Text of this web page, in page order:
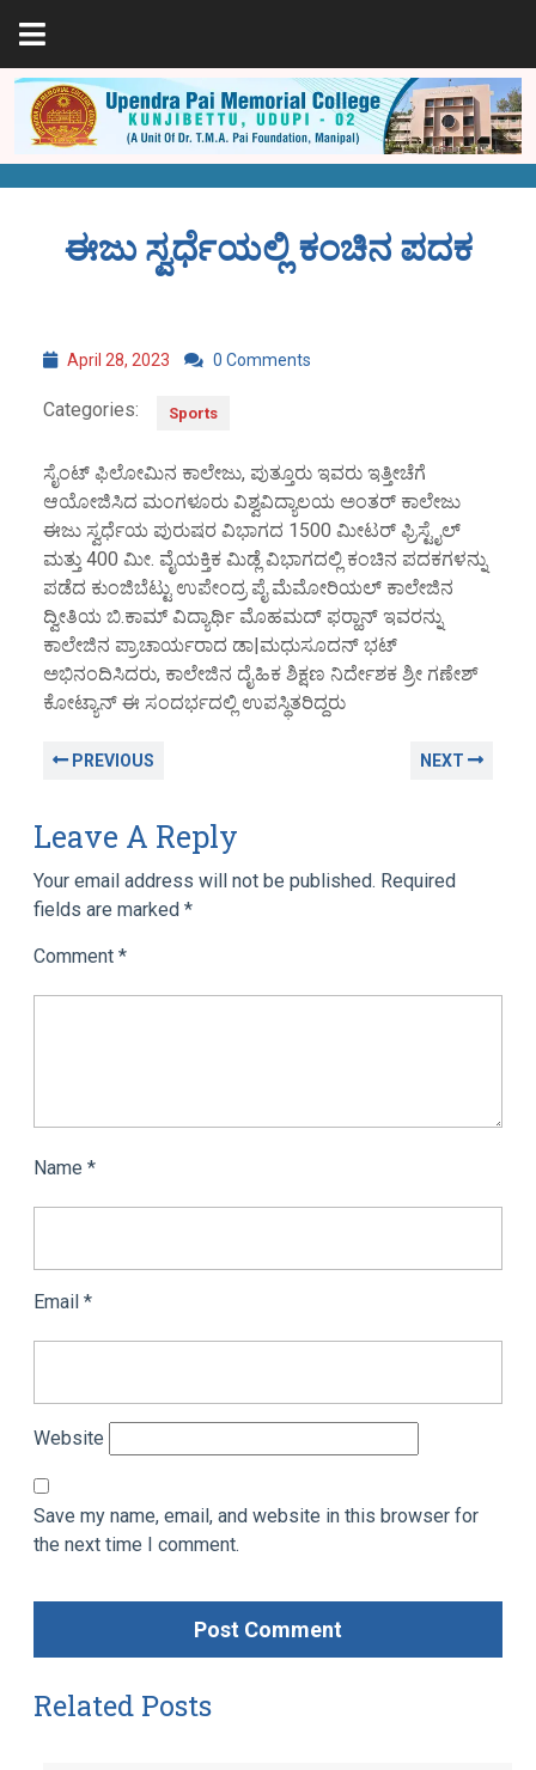
ಈಜು ಸ್ವರ್ಧೆಯಲ್ಲಿ ಕಂಚಿನ ಪದಕ
April 28, 2023 0 Comments
Categories: Sports
ಸೈಂಟ್ ಫಿಲೋಮಿನ ಕಾಲೇಜು, ಪುತ್ತೂರು ಇವರು ಇತ್ತೀಚೆಗೆ
ಆಯೋಜಿಸಿದ ಮಂಗಳೂರು ವಿಶ್ವವಿದ್ಯಾಲಯ ಅಂತರ್ ಕಾಲೇಜು
ಈಜು ಸ್ವರ್ಧೆಯ ಪುರುಷರ ವಿಭಾಗದ 1500 ಮೀಟರ್ ಫ್ರಿಸ್ಟೈಲ್
ಮತ್ತು 400 ಮೀ. ವೈಯಕ್ತಿಕ ಮಿಡ್ಲೆ ವಿಭಾಗದಲ್ಲಿ ಕಂಚಿನ ಪದಕಗಳನ್ನು
ಪಡೆದ ಕುಂಜಿಬೆಟ್ಟು ಉಪೇಂದ್ರ ಪೈ ಮೆಮೋರಿಯಲ್ ಕಾಲೇಜಿನ
ದ್ವೀತಿಯ ಬಿ.ಕಾಮ್ ವಿದ್ಯಾರ್ಥಿ ಮೊಹಮದ್ ಫರ್‍ಹಾನ್ ಇವರನ್ನು
ಕಾಲೇಜಿನ ಪ್ರಾಚಾರ್ಯರಾದ ಡಾ|ಮಧುಸೂದನ್ ಭಟ್
ಅಭಿನಂದಿಸಿದರು, ಕಾಲೇಜಿನ ದೈಹಿಕ ಶಿಕ್ಷಣ ನಿರ್ದೇಶಕ ಶ್ರೀ ಗಣೇಶ್
ಕೋಟ್ಯಾನ್ ಈ ಸಂದರ್ಭದಲ್ಲಿ ಉಪಸ್ಥಿತರಿದ್ದರು
PREVIOUS NEXT
Leave A Reply
Your email address will not be published. Required
fields are marked *
Comment *
Name *
Email *
Website
Save my name, email, and website in this browser for
the next time I comment.
Related Posts